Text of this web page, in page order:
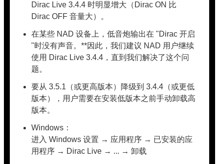
Dirac Live 3.4.4 时明显增大（Dirac ON 比
Dirac OFF 音量大）。
在某些 NAD 设备上，低音炮输出在 "Dirac 开启
"时没有声音。**因此，我们建议 NAD 用户继续
使用 Dirac Live 3.4.4，直到我们解决了这个问
题。
要从 3.5.1（或更高版本）降级到 3.4.4（或更低
版本），用户需要在安装低版本之前手动卸载高
版本。
Windows：
进入 Windows 设置 → 应用程序 → 已安装的应
用程序 → Dirac Live → ... → 卸载